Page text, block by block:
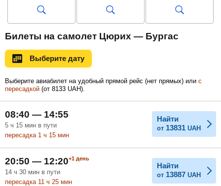
Сентябрь
Ноябрь
Билеты на самолет Цюрих — Бургас
Выберите дату
Выберите авиабилет на удобный прямой рейс (нет прямых) или с
пересадкой (от 8133 UAH).
08:40 — 14:55
5 ч 15 мин в пути
пересадка 1 ч 15 мин
Найти
от 13831 UAH
20:50 — 12:20+1 день
14 ч 30 мин в пути
пересадка 11 ч 25 мин
Найти
от 13887 UAH